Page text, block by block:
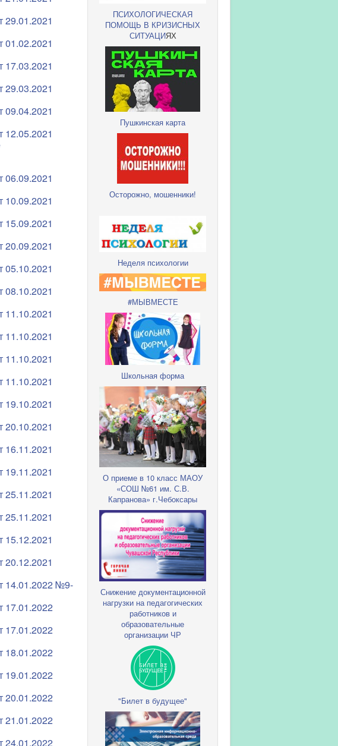
14.01.2022 №9-
ПСИХОЛОГИЧЕСКАЯ
ПОМОЩЬ В КРИЗИСНЫХ
СИТУАЦИЯХ
Пушкинская карта
Осторожно, мошенники!
Неделя психологии
#МЫВМЕСТЕ
Школьная форма
О приеме в 10 класс МАОУ
«СОШ №61 им. С.В.
Капранова» г.Чебоксары
Снижение документационной
нагрузки на педагогических
работников и
образовательные
организации ЧР
"Билет в будущее"